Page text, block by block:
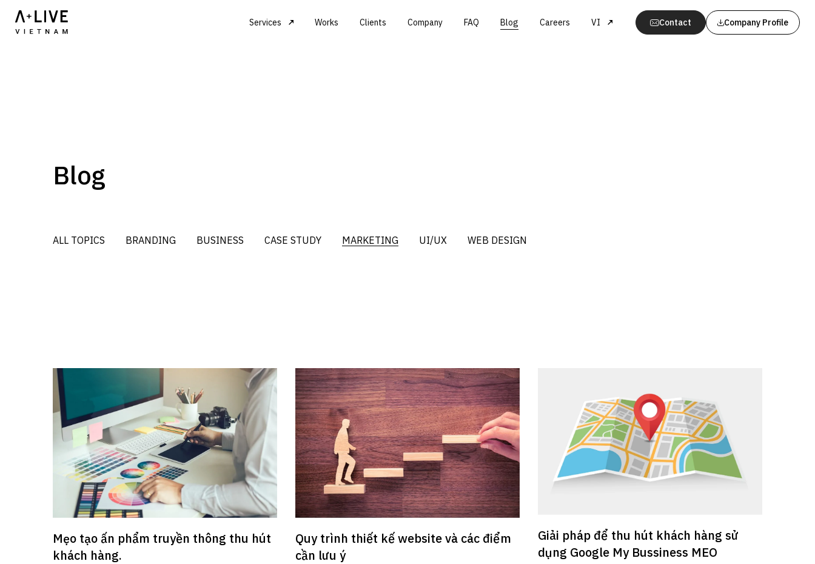
Services Works Clients Company FAQ Blog Careers VI Contact Company Profile
Blog
ALL TOPICS BRANDING BUSINESS CASE STUDY MARKETING UI/UX WEB DESIGN
Mẹo tạo ấn phẩm truyền thông thu hút
khách hàng.
Quy trình thiết kế website và các điểm
cần lưu ý
Giải pháp để thu hút khách hàng sử
dụng Google My Bussiness MEO